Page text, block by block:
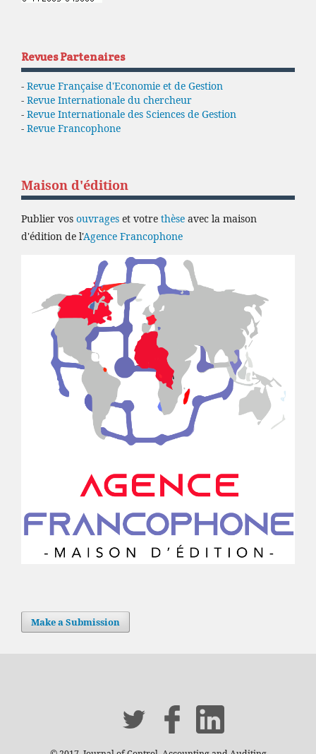
Revues Partenaires
- Revue Française d'Economie et de Gestion
- Revue Internationale du chercheur
- Revue Internationale des Sciences de Gestion
- Revue Francophone
Maison d'édition
Publier vos ouvrages et votre thèse avec la maison
d'édition de l'Agence Francophone
Make a Submission